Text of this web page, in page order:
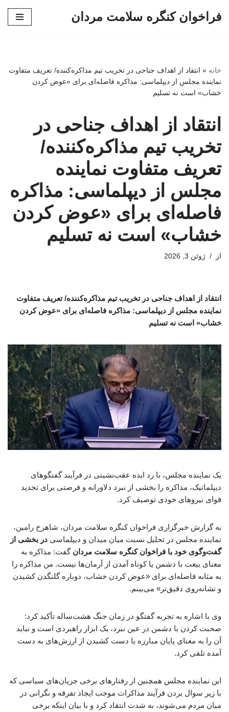
فراخوان کنگره سلامت مردان
خانه » انتقاد از اهداف جناحی در تخریب تیم مذاکره‌کننده/ تعریف متفاوت
نماینده مجلس از دیپلماسی: مذاکره فاصله‌ای برای «عوض کردن
خشاب» است نه تسلیم
انتقاد از اهداف جناحی در
تخریب تیم مذاکره‌کننده/
تعریف متفاوت نماینده
مجلس از دیپلماسی: مذاکره
فاصله‌ای برای «عوض کردن
خشاب» است نه تسلیم
از ژوئن 3, 2026
انتقاد از اهداف جناحی در تخریب تیم مذاکره‌کننده/ تعریف متفاوت
نماینده مجلس از دیپلماسی: مذاکره فاصله‌ای برای «عوض کردن
خشاب» است نه تسلیم
یک نماینده مجلس، با رد ایده عقب‌نشینی در فرآیند گفتگوهای
دیپلماتیک، مذاکره را بخشی از نبرد دلاورانه و فرصتی برای تجدید
قوای نیروهای خودی توصیف کرد.
به گزارش خبرگزاری فراخوان کنگره سلامت مردان، شاهرخ رامین،
نماینده مجلس در تحلیل نسبت میان میدان و دیپلماسی در بخشی از
گفت‌وگوی خود با فراخوان کنگره سلامت مردان گفت: مذاکره به
معنای بیعت با دشمن یا کوتاه آمدن از آرمان‌ها نیست. من مذاکره را
به مثابه فاصله‌ای برای «عوض کردن خشاب، دوباره گلنگدن کشیدن
و نشانه‌روی دقیق‌تر» می‌بینم.
وی با اشاره به تجربه گفتگو در زمان جنگ هشت‌ساله تأکید کرد:
صحبت کردن با دشمن در عین نبرد، یک ابزار راهبردی است و نباید
آن را به معنای پایان مبارزه یا دست کشیدن از ارزش‌های به دست
آمده تلقی کرد.
این نماینده مجلس همچنین از رفتارهای برخی جریان‌های سیاسی که
با زیر سوال بردن فرآیند مذاکرات موجب ایجاد تفرقه و نگرانی در
میان مردم می‌شوند، به شدت انتقاد کرد و با بیان اینکه برخی